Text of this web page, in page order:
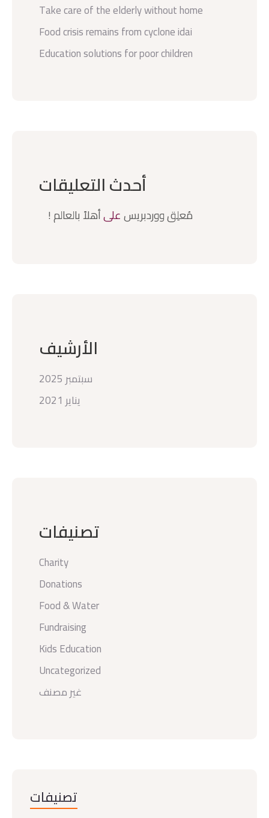
Take care of the elderly without home
Food crisis remains from cyclone idai
Education solutions for poor children
أحدث التعليقات
مُعلِق ووردبريسعلىأهلاً بالعالم !
الأرشيف
سبتمبر 2025
يناير 2021
تصنيفات
Charity
Donations
Food & Water
Fundraising
Kids Education
Uncategorized
غير مصنف
تصنيفات